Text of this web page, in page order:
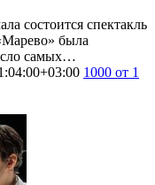
состоится спектакль
была
самых…
1000 от 1